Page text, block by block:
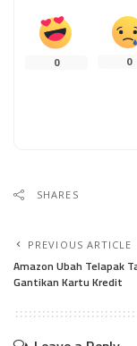
0 0
SHARES
PREVIOUS ARTICLE
Amazon Ubah Telapak
Gantikan Kartu Kredit